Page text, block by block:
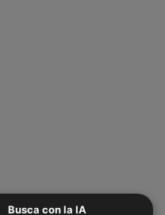
Busca con la IA